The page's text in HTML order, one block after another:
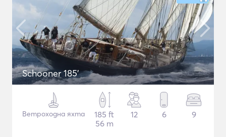
Schooner 185'
Ветроходна яхта
185 ft
56 m
12 6 9